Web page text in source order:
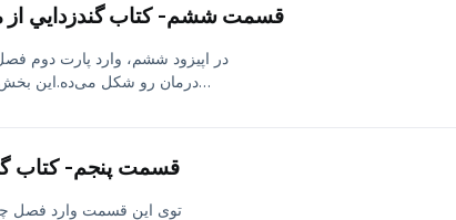
#گندزدایی_از_مغز
قسمت ششم- كتاب گندزدايي
در اپیزود ششم، وارد پارت دوم
درمان رو شکل می‌ده.این بخش
قسمت پنجم- كتاب
توی این قسمت وارد فصل